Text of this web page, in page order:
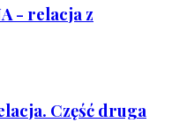
- relacja z
Część druga